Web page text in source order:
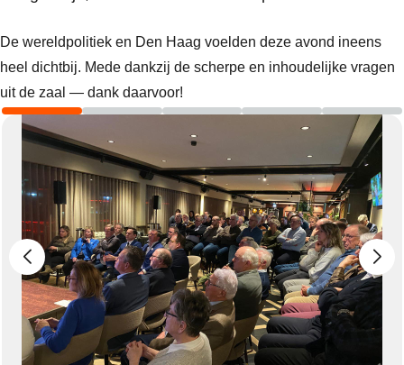
De wereldpolitiek en Den Haag voelden deze avond ineens
heel dichtbij. Mede dankzij de scherpe en inhoudelijke vragen
uit de zaal — dank daarvoor!